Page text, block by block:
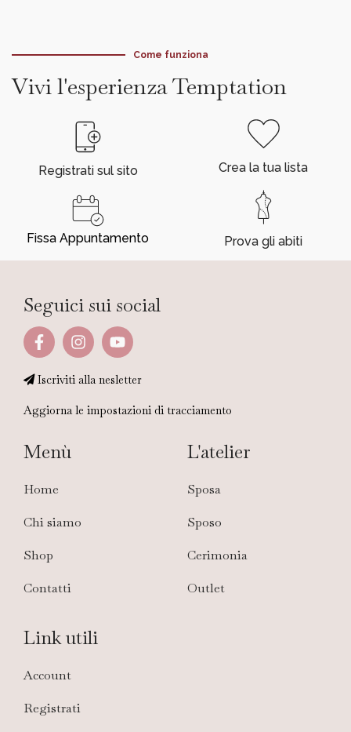
Come funziona
Vivi l'esperienza Temptation
Registrati sul sito
Fissa Appuntamento
Crea la tua lista
Prova gli abiti
Seguici sui social
Iscriviti alla nesletter
Aggiorna le impostazioni di tracciamento
Menù
Home
Chi siamo
Shop
Contatti
L'atelier
Sposa
Sposo
Cerimonia
Outlet
Link utili
Account
Registrati